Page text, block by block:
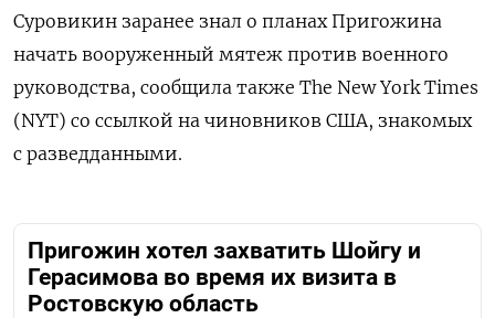
Суровикин заранее знал о планах Пригожина
начать вооруженный мятеж против военного
руководства, сообщила также The New York Times
(NYT) со ссылкой на чиновников США, знакомых
с разведданными.
Пригожин хотел захватить Шойгу и
Герасимова во время их визита в
Ростовскую область